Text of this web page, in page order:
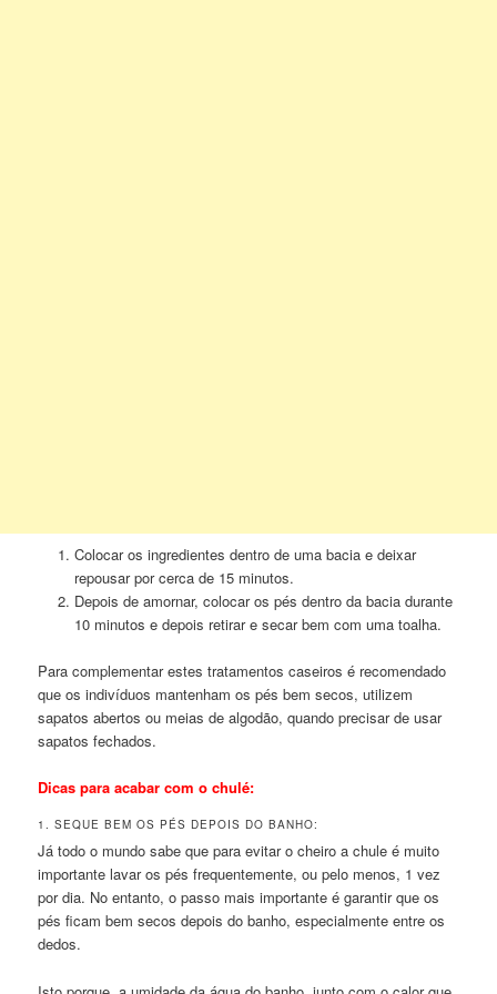
Colocar os ingredientes dentro de uma bacia e deixar
repousar por cerca de 15 minutos.
Depois de amornar, colocar os pés dentro da bacia durante
10 minutos e depois retirar e secar bem com uma toalha.
Para complementar estes tratamentos caseiros é recomendado
que os indivíduos mantenham os pés bem secos, utilizem
sapatos abertos ou meias de algodão, quando precisar de usar
sapatos fechados.
Dicas para acabar com o chulé:
1. SEQUE BEM OS PÉS DEPOIS DO BANHO:
Já todo o mundo sabe que para evitar o cheiro a chule é muito
importante lavar os pés frequentemente, ou pelo menos, 1 vez
por dia. No entanto, o passo mais importante é garantir que os
pés ficam bem secos depois do banho, especialmente entre os
dedos.